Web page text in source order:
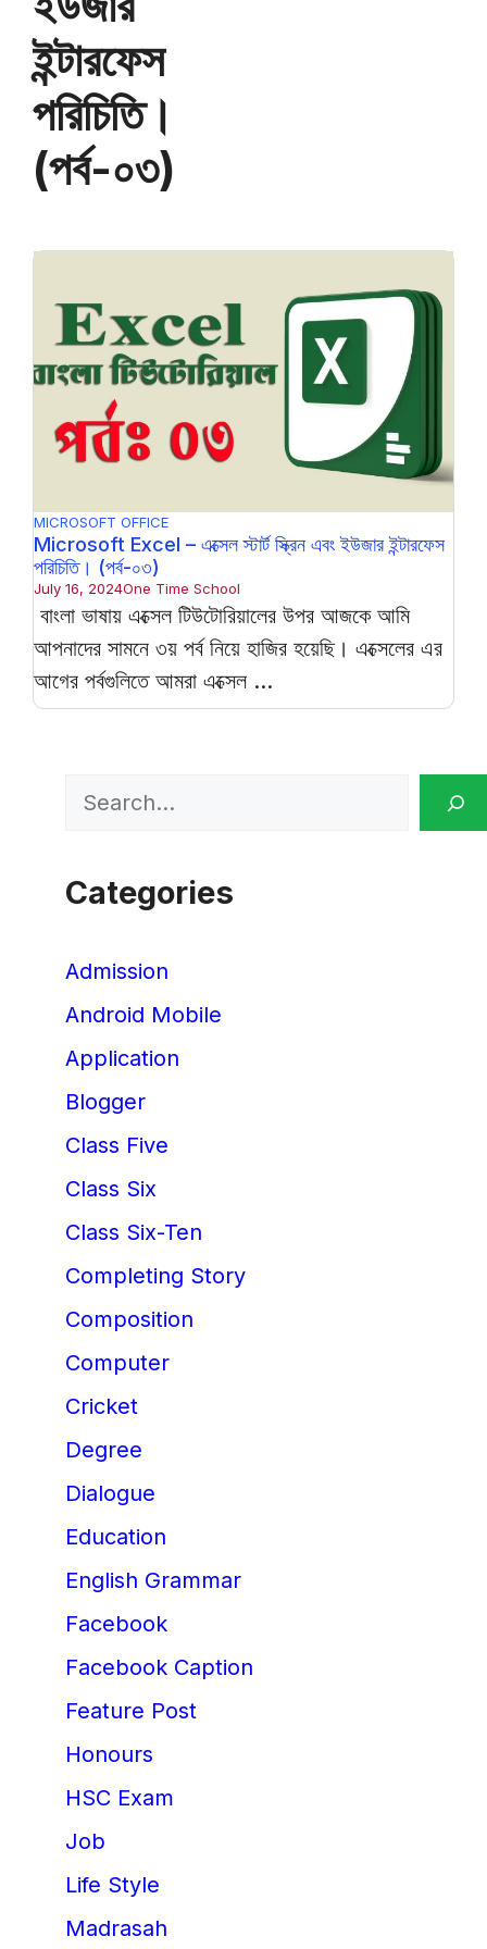
ইন্টারফেস
পরিচিতি।
(পর্ব-০৩)
MICROSOFT OFFICE
Microsoft Excel – এক্সেল স্টার্ট স্ক্রিন এবং ইউজার ইন্টারফেস
পরিচিতি। (পর্ব-০৩)
July 16, 2024One Time School
বাংলা ভাষায় এক্সেল টিউটোরিয়ালের উপর আজকে আমি
আপনাদের সামনে ৩য় পর্ব নিয়ে হাজির হয়েছি। এক্সেলের এর
আগের পর্বগুলিতে আমরা এক্সেল ...
Search
Categories
Admission
Android Mobile
Application
Blogger
Class Five
Class Six
Class Six-Ten
Completing Story
Composition
Computer
Cricket
Degree
Dialogue
Education
English Grammar
Facebook
Facebook Caption
Feature Post
Honours
HSC Exam
Job
Life Style
Madrasah